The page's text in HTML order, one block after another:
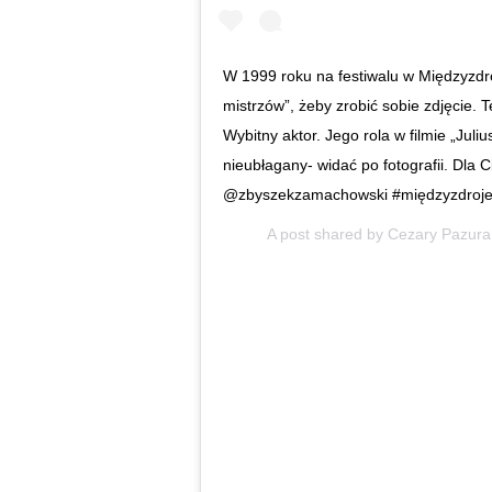
W 1999 roku na festiwalu w
mistrzów”, żeby zrobić sobie zdjęcie.
Wybitny aktor. Jego rola w filmie
nieubłagany- widać po fotografii. Dla
@zbyszekzamachowski
A post shared by Cezary Pazura